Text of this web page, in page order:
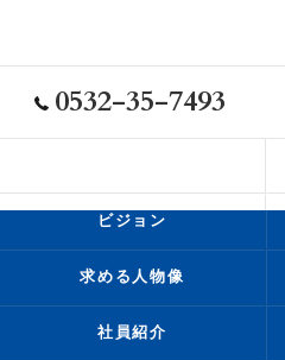
0532-35-7493
ビジョン
求める人物像
社員紹介